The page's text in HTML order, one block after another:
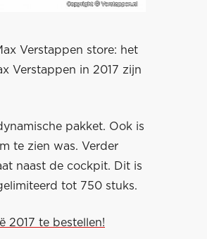
Verstappen store: het
Verstappen in 2017 zijn
pakket. Ook is
te zien was. Verder
naast de cockpit. Dit is
tot 750 stuks.
2017 te bestellen!